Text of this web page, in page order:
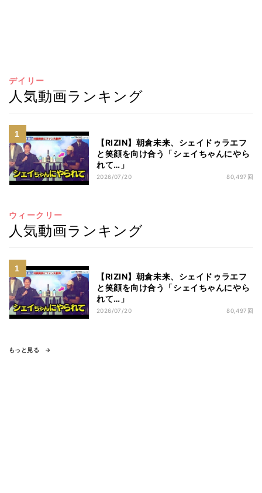
デイリー
人気動画ランキング
【RIZIN】朝倉未来、シェイドゥラエフ
と笑顔を向け合う「シェイちゃんにやら
れて…」
2026/07/20 80,497回
ウィークリー
人気動画ランキング
【RIZIN】朝倉未来、シェイドゥラエフ
と笑顔を向け合う「シェイちゃんにやら
れて…」
2026/07/20 80,497回
もっと見る